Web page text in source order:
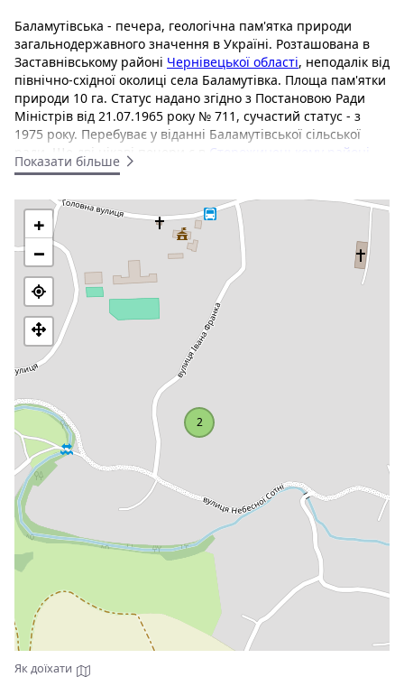
Баламутівська - печера, геологічна пам'ятка природи
загальнодержавного значення в Україні. Розташована в
Заставнівському районі Чернівецької області, неподалік від
північно-східної околиці села Баламутівка. Площа пам'ятки
природи 10 га. Статус надано згідно з Постановою Ради
Міністрів від 21.07.1965 року № 711, сучастий статус - з
1975 року. Перебуває у віданні Баламутівської сільської
ради. Ще дві цікаві печери є в
Сторожинецькому районі
БуковинкаіПопелюшка
Загальна довжина порожнини складає 263 метри, площа -
457 м кв, об’єм -1272 м куб. Довжина печери понад 200 м.
Вхід розташований у верхній частині правого скелястого
схилу долини Дністра, і являє собою просторий грот
завширшки 20 м, завдовжки бл. 15 м, заввишки до 10 м.
Дно грота завалене гіпсовими брилами. Сама печера
низька і порівняно вузька. Висота галереї бл. 1-1,5 м,
ширина 1-2 м. В ній протікає струмок.
Під час археологічних досліджень у гроті були виявлені
настінні малюнки періоду мезоліту (12-10 тис. років до н.
е.), які мають велику археологічну та історичну цінність.
Охороняється печера з настінними антропо й
зооморфними рисунками первісних людей епохи мезоліту.
Має велику археологічну цінність. Печера належить до
каналізаційного типу, тобто розпочинається водозбірною
лійкою у балці високої 5-ї тераси Дністра й завершується
гротом у мисоподібному скелястому виступі каньйону.
Найбільший грот має шир. 16 м, довж. 18 м, вис. 6–8 м. Від
гроту проходить напівзатоплена галерея, розвідана на
відстані 240 м.
Пам'ятка про Буковинські печери
Українські землі мають багато таємничого й
Показати більше
2
+
−
Як доїхати